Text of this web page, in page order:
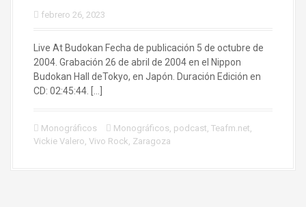
febrero 26, 2023
Live At Budokan Fecha de publicación 5 de octubre de
2004. Grabación 26 de abril de 2004 en el Nippon
Budokan Hall deTokyo, en Japón. Duración Edición en
CD: 02:45:44. […]
Monográficos Monográficos, podcast, Teafm.net,
Vickie Valero, Vivo Rock, Zaragoza